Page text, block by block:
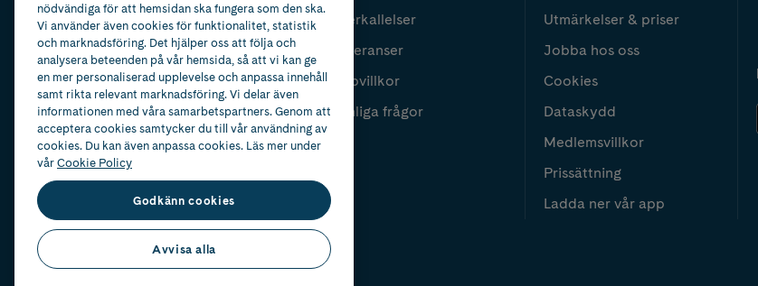
Återkallelser
Leveranser
Köpvillkor
Vanliga frågor
Utmärkelser & priser
Jobba hos oss
Cookies
Dataskydd
Medlemsvillkor
Prissättning
Ladda ner vår app
nödvändiga för att hemsidan ska fungera som den ska.
Vi använder även cookies för funktionalitet, statistik
och marknadsföring. Det hjälper oss att följa och
analysera beteenden på vår hemsida, så att vi kan ge
en mer personaliserad upplevelse och anpassa innehåll
samt rikta relevant marknadsföring. Vi delar även
informationen med våra samarbetspartners. Genom att
acceptera cookies samtycker du till vår användning av
cookies. Du kan även anpassa cookies. Läs mer under
vårCookie Policy
Godkänn cookies
Avvisa alla